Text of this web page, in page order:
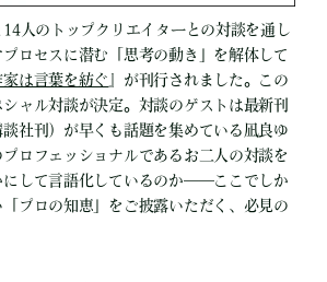
人のトップクリエイターとの対談を通し
ロセスに潜む「思考の動き」を解体して
は言葉を紡ぐ 』が刊行されました。この
ャル対談が決定。対談のゲストは最新刊
談社刊）が早くも話題を集めている凪良ゆ
ロフェッショナルであるお二人の対談を
にして言語化しているのか――ここでしか
プロの知恵」をご披露いただく、必見の